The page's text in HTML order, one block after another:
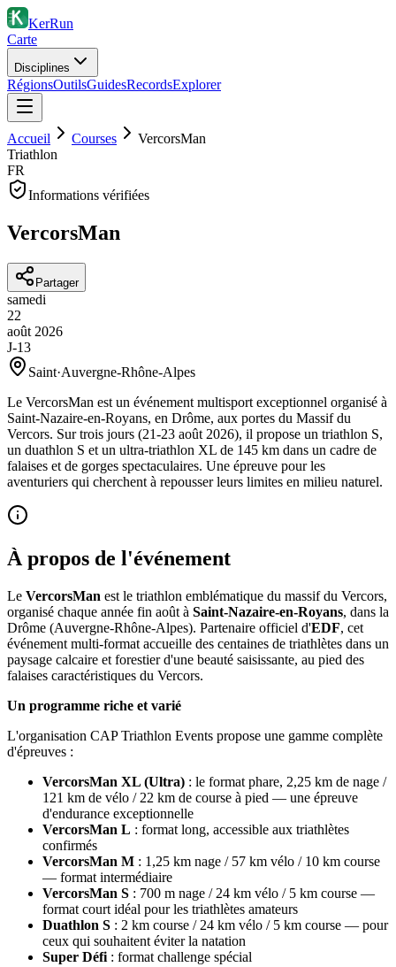
KerRun
Carte
Disciplines
RégionsOutilsGuidesRecordsExplorer
Accueil Courses
VercorsMan
Triathlon
FR
Informations vérifiées
VercorsMan
Partager
samedi
22
août 2026
J-13
Saint·Auvergne-Rhône-Alpes
Le VercorsMan est un événement multisport exceptionnel organisé à
Saint-Nazaire-en-Royans, en Drôme, aux portes du Massif du
Vercors. Sur trois jours (21-23 août 2026), il propose un triathlon S,
un duathlon S et un ultra-triathlon XL de 145 km dans un cadre de
falaises et de gorges spectaculaires. Une épreuve pour les
aventuriers qui cherchent à repousser leurs limites en milieu naturel.
À propos de l'événement
Le VercorsMan est le triathlon emblématique du massif du Vercors,
organisé chaque année fin août à Saint-Nazaire-en-Royans, dans la
Drôme (Auvergne-Rhône-Alpes). Partenaire officiel d'EDF, cet
événement multi-format accueille des centaines de triathlètes dans un
paysage calcaire et forestier d'une beauté saisissante, au pied des
falaises caractéristiques du Vercors.
Un programme riche et varié
L'organisation CAP Triathlon Events propose une gamme complète
d'épreuves :
VercorsMan XL (Ultra) : le format phare, 2,25 km de nage /
121 km de vélo / 22 km de course à pied — une épreuve
d'endurance exceptionnelle
VercorsMan L : format long, accessible aux triathlètes
confirmés
VercorsMan M : 1,25 km nage / 57 km vélo / 10 km course
— format intermédiaire
VercorsMan S : 700 m nage / 24 km vélo / 5 km course —
format court idéal pour les triathlètes amateurs
Duathlon S : 2 km course / 24 km vélo / 5 km course — pour
ceux qui souhaitent éviter la natation
Super Défi : format challenge spécial